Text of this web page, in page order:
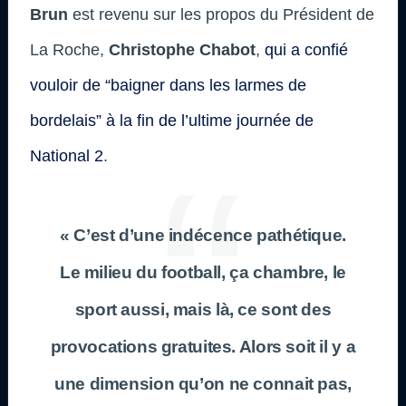
Brun est revenu sur les propos du Président de
La Roche, Christophe Chabot, qui a confié
vouloir de “baigner dans les larmes de
bordelais” à la fin de l’ultime journée de
National 2.
« C’est d’une indécence pathétique.
Le milieu du football, ça chambre, le
sport aussi, mais là, ce sont des
provocations gratuites. Alors soit il y a
une dimension qu’on ne connait pas,